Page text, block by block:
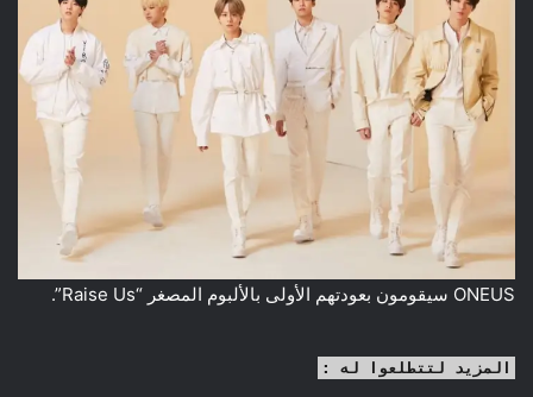
ONEUS سيقومون بعودتهم الأولى بالألبوم المصغر “Raise Us”.
المزيد لتتطلعوا له :